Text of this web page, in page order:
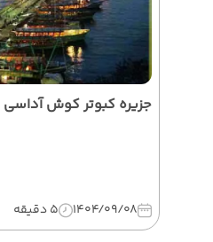
جزیره کبوتر کوش آداسی
1404/09/08 5 دقیقه